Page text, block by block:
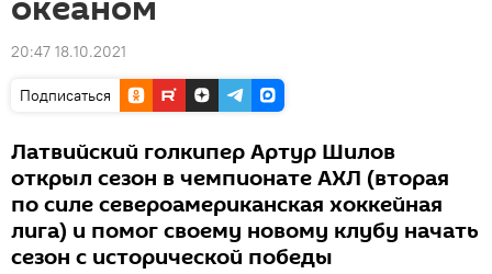
20:47 18.10.2021
Подписаться
Латвийский голкипер Артур Шилов
открыл сезон в чемпионате АХЛ (вторая
по силе североамериканская хоккейная
лига) и помог своему новому клубу начать
сезон с исторической победы